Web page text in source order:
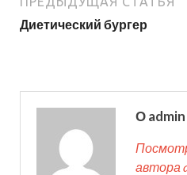
Диетический бургер
О admin
автора